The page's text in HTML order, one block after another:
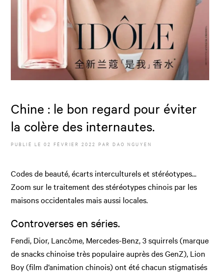
Chine : le bon regard pour éviter
la colère des internautes.
PUBLIÉ LE02 FÉVRIER 2022 PARDAO NGUYEN
Codes de beauté, écarts interculturels et stéréotypes...
Zoom sur le traitement des stéréotypes chinois par les
maisons occidentales mais aussi locales.
Controverses en séries.
Fendi, Dior, Lancôme, Mercedes-Benz, 3 squirrels (marque
de snacks chinoise très populaire auprès des GenZ), Lion
Boy (film d’animation chinois) ont été chacun stigmatisés